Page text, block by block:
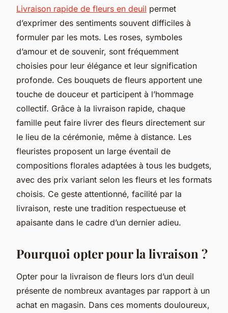
Livraison rapide de fleurs en deuil permet
d’exprimer des sentiments souvent difficiles à
formuler par les mots. Les roses, symboles
d’amour et de souvenir, sont fréquemment
choisies pour leur élégance et leur signification
profonde. Ces bouquets de fleurs apportent une
touche de douceur et participent à l’hommage
collectif. Grâce à la livraison rapide, chaque
famille peut faire livrer des fleurs directement sur
le lieu de la cérémonie, même à distance. Les
fleuristes proposent un large éventail de
compositions florales adaptées à tous les budgets,
avec des prix variant selon les fleurs et les formats
choisis. Ce geste attentionné, facilité par la
livraison, reste une tradition respectueuse et
apaisante dans le cadre d’un dernier adieu.
Pourquoi opter pour la livraison ?
Opter pour la livraison de fleurs lors d’un deuil
présente de nombreux avantages par rapport à un
achat en magasin. Dans ces moments douloureux,